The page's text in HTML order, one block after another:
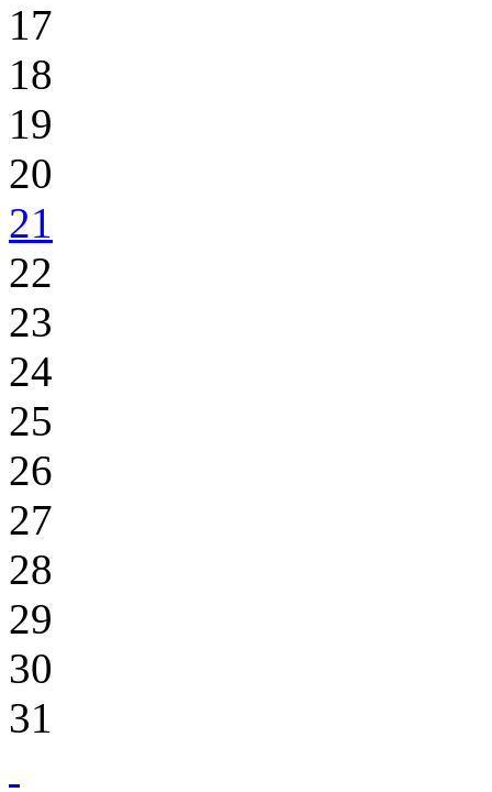
17
18
19
20
21
22
23
24
25
26
27
28
29
30
31